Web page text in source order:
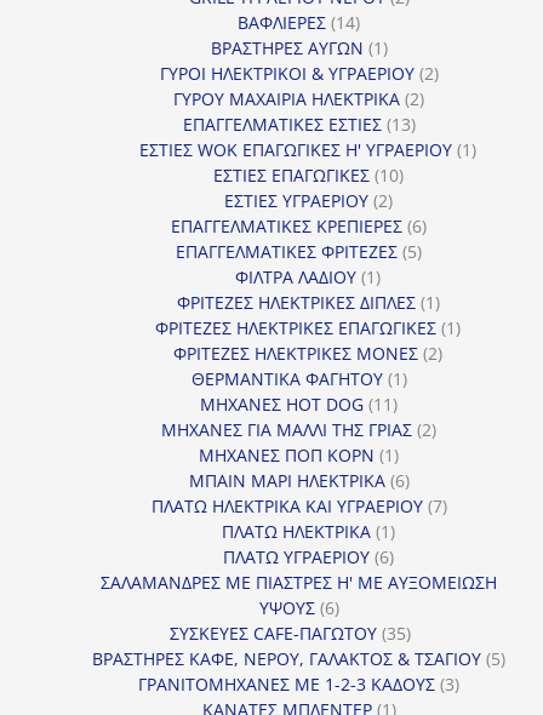
ΒΑΦΛΙΕΡΕΣ 1414
προϊόντα
ΒΡΑΣΤΗΡΕΣ ΑΥΓΩΝ 11
προϊόν
ΓΥΡΟΙ ΗΛΕΚΤΡΙΚΟΙ & ΥΓΡΑΕΡΙΟΥ 22
ΓΥΡΟΥ ΜΑΧΑΙΡΙΑ ΗΛΕΚΤΡΙΚΑ 22
ΕΠΑΓΓΕΛΜΑΤΙΚΕΣ ΕΣΤΙΕΣ 1313
προϊόντα
ΕΣΤΙΕΣ WOK ΕΠΑΓΩΓΙΚΕΣ Η' ΥΓΡΑΕΡΙΟΥ 11
ΕΣΤΙΕΣ ΕΠΑΓΩΓΙΚΕΣ 1010
ΕΣΤΙΕΣ ΥΓΡΑΕΡΙΟΥ 22
προϊόντα
ΕΠΑΓΓΕΛΜΑΤΙΚΕΣ ΚΡΕΠΙΕΡΕΣ 66
προϊόντα
ΕΠΑΓΓΕΛΜΑΤΙΚΕΣ ΦΡΙΤΕΖΕΣ 55
ΦΙΛΤΡΑ ΛΑΔΙΟΥ 11
προϊόν
ΦΡΙΤΕΖΕΣ ΗΛΕΚΤΡΙΚΕΣ ΔΙΠΛΕΣ 11
προϊόν
ΦΡΙΤΕΖΕΣ ΗΛΕΚΤΡΙΚΕΣ ΕΠΑΓΩΓΙΚΕΣ 11
ΦΡΙΤΕΖΕΣ ΗΛΕΚΤΡΙΚΕΣ ΜΟΝΕΣ 22
ΘΕΡΜΑΝΤΙΚΑ ΦΑΓΗΤΟΥ 11
ΜΗΧΑΝΕΣ HOT DOG 1111
προϊόντα
ΜΗΧΑΝΕΣ ΓΙΑ ΜΑΛΛΙ ΤΗΣ ΓΡΙΑΣ 22
ΜΗΧΑΝΕΣ ΠΟΠ ΚΟΡΝ 11
προϊόν
ΜΠΑΙΝ ΜΑΡΙ ΗΛΕΚΤΡΙΚΑ 66
προϊόντα
ΠΛΑΤΩ ΗΛΕΚΤΡΙΚΑ ΚΑΙ ΥΓΡΑΕΡΙΟΥ 77
ΠΛΑΤΩ ΗΛΕΚΤΡΙΚΑ 11
προϊόν
ΠΛΑΤΩ ΥΓΡΑΕΡΙΟΥ 66
προϊόντα
ΣΑΛΑΜΑΝΔΡΕΣ ΜΕ ΠΙΑΣΤΡΕΣ Η' ΜΕ ΑΥΞΟΜΕΙΩΣΗ
ΥΨΟΥΣ 66
προϊόντα
ΣΥΣΚΕΥΕΣ CAFE-ΠΑΓΩΤΟΥ 3535
προϊόντα
ΒΡΑΣΤΗΡΕΣ ΚΑΦΕ, ΝΕΡΟΥ, ΓΑΛΑΚΤΟΣ & ΤΣΑΓΙΟΥ 55
ΓΡΑΝΙΤΟΜΗΧΑΝΕΣ ΜΕ 1-2-3 ΚΑΔΟΥΣ 33
ΚΑΝΑΤΕΣ ΜΠΛΕΝΤΕΡ 11